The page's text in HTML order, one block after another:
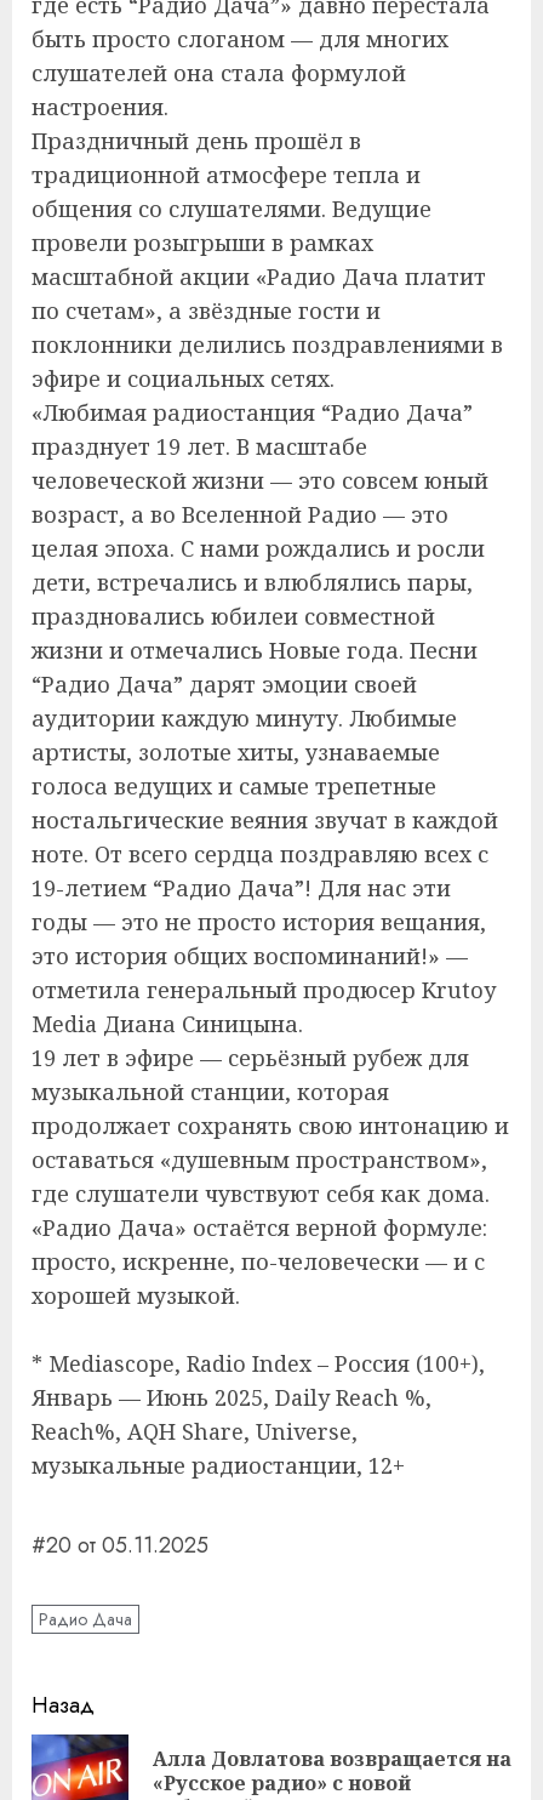
быть просто слоганом — для многих
слушателей она стала формулой
настроения.
Праздничный день прошёл в
традиционной атмосфере тепла и
общения со слушателями. Ведущие
провели розыгрыши в рамках
масштабной акции «Радио Дача платит
по счетам», а звёздные гости и
поклонники делились поздравлениями в
эфире и социальных сетях.
«Любимая радиостанция “Радио Дача”
празднует 19 лет. В масштабе
человеческой жизни — это совсем юный
возраст, а во Вселенной Радио — это
целая эпоха. С нами рождались и росли
дети, встречались и влюблялись пары,
праздновались юбилеи совместной
жизни и отмечались Новые года. Песни
“Радио Дача” дарят эмоции своей
аудитории каждую минуту. Любимые
артисты, золотые хиты, узнаваемые
голоса ведущих и самые трепетные
ностальгические веяния звучат в каждой
ноте. От всего сердца поздравляю всех с
19-летием “Радио Дача”! Для нас эти
годы — это не просто история вещания,
это история общих воспоминаний!» —
отметила генеральный продюсер Krutoy
Media Диана Синицына.
19 лет в эфире — серьёзный рубеж для
музыкальной станции, которая
продолжает сохранять свою интонацию и
оставаться «душевным пространством»,
где слушатели чувствуют себя как дома.
«Радио Дача» остаётся верной формуле:
просто, искренне, по-человечески — и с
хорошей музыкой.
* Mediascope, Radio Index – Россия (100+),
Январь — Июнь 2025, Daily Reach %,
Reach%, AQH Share, Universe,
музыкальные радиостанции, 12+
#20 от 05.11.2025
Радио Дача
Навигация
записи
Назад
Алла Довлатова возвращается на
«Русское радио» с новой